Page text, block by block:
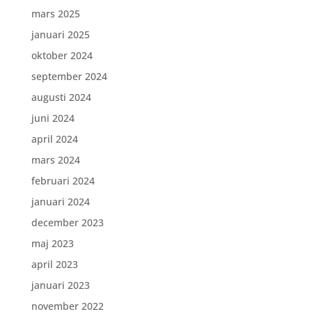
mars 2025
januari 2025
oktober 2024
september 2024
augusti 2024
juni 2024
april 2024
mars 2024
februari 2024
januari 2024
december 2023
maj 2023
april 2023
januari 2023
november 2022